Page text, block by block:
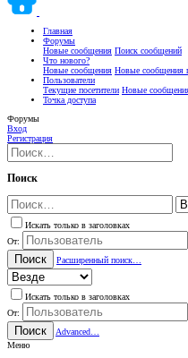
Главная
Форумы
Новые сообщения Поиск сообщений
Что нового?
Новые сообщения Новые сообщения
Пользователи
Текущие посетители Новые
Точка доступа
Форумы
Вход
Регистрация
Поиск
Искать только в заголовках
От:
Поиск Расширенный поиск…
Искать только в заголовках
От:
Поиск
Advanced…
Меню